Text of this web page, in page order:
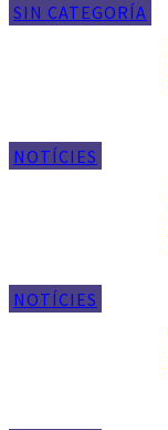
SIN CATEGORÍA
NOTÍCIES
NOTÍCIES